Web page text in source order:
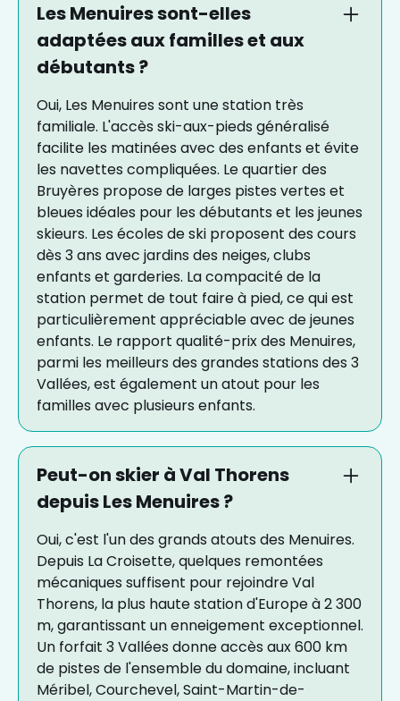
Les Menuires sont-elles
adaptées aux familles et aux
débutants ?
Oui, Les Menuires sont une station très
familiale. L'accès ski-aux-pieds généralisé
facilite les matinées avec des enfants et évite
les navettes compliquées. Le quartier des
Bruyères propose de larges pistes vertes et
bleues idéales pour les débutants et les jeunes
skieurs. Les écoles de ski proposent des cours
dès 3 ans avec jardins des neiges, clubs
enfants et garderies. La compacité de la
station permet de tout faire à pied, ce qui est
particulièrement appréciable avec de jeunes
enfants. Le rapport qualité-prix des Menuires,
parmi les meilleurs des grandes stations des 3
Vallées, est également un atout pour les
familles avec plusieurs enfants.
Peut-on skier à Val Thorens
depuis Les Menuires ?
Oui, c'est l'un des grands atouts des Menuires.
Depuis La Croisette, quelques remontées
mécaniques suffisent pour rejoindre Val
Thorens, la plus haute station d'Europe à 2 300
m, garantissant un enneigement exceptionnel.
Un forfait 3 Vallées donne accès aux 600 km
de pistes de l'ensemble du domaine, incluant
Méribel, Courchevel, Saint-Martin-de-